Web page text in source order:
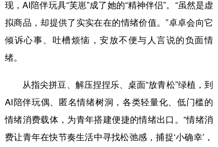
现，AI陪伴玩具“芙崽”成了她的“精神伴侣”。“虽然是虚
拟商品，却提供了实实在在的情绪价值。”卓卓会向它
倾诉心事、吐槽烦恼，安放不便与人言说的负面情
绪。
从指尖拼豆、解压捏捏乐、桌面“放青松”绿植，到
AI陪伴玩偶、匿名情绪树洞，各类轻量化、低门槛的
情绪消费载体，为青年搭建便捷的情绪出口。“情绪消
费让青年在快节奏生活中寻找松弛感，捕捉‘小确幸’，